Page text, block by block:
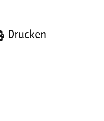
Drucken